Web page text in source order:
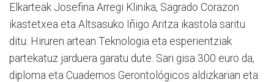
Elkarteak Josefina Arregi Klinika, Sagrado Corazon
ikastetxea eta Altsasuko Iñigo Aritza ikastola saritu
ditu. Hiruren artean Teknologia eta esperientziak
partekatuz jarduera garatu dute. Sari gisa 300 euro da,
diploma eta Cuadernos Gerontológicos aldizkarian eta